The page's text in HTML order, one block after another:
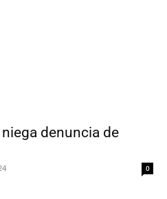
denuncia de
0